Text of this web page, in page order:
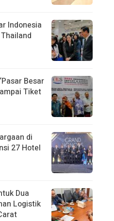
Indonesia
Besar
Tiket
di
27 Hotel
Dua
Logistik